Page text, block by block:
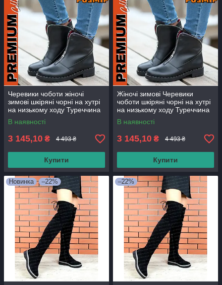
Черевики чоботи жіночі
зимові шкіряні чорні на хутрі
на низькому ходу Туреччина
В наявності
3 145,10 ₴ 4 493 ₴
Купити
Жіночі зимові Черевики
чоботи шкіряні чорні на хутрі
на низькому ходу Туреччина
В наявності
3 145,10 ₴ 4 493 ₴
Купити
Новинка –22% –22%